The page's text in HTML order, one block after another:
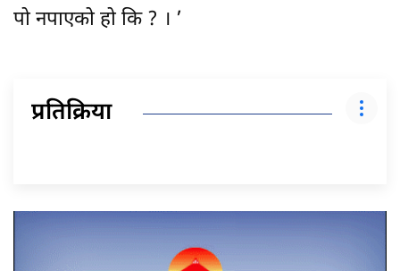
पो नपाएको हो कि ? । ’
प्रतिक्रिया